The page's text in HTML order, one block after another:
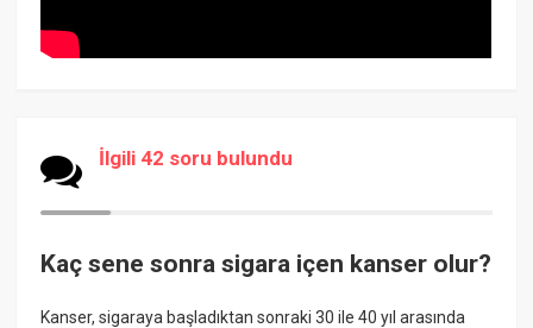
İlgili 42 soru bulundu
Kaç sene sonra sigara içen kanser olur?
Kanser, sigaraya başladıktan sonraki 30 ile 40 yıl arasında